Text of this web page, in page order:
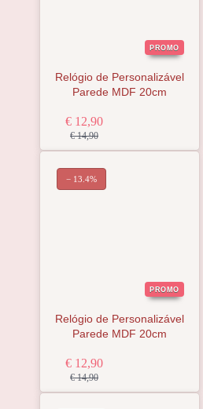
PROMO
Relógio de Personalizável
Parede MDF 20cm
€ 12,90
€ 14,90
PROMO
Relógio de Personalizável
Parede MDF 20cm
€ 12,90
€ 14,90
− 13.4%